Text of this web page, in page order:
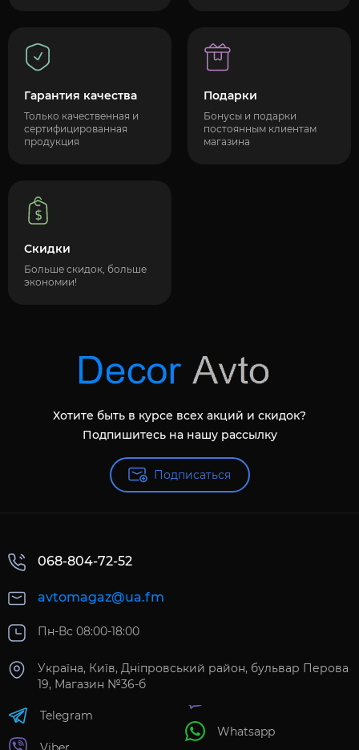
Гарантия качества
Только качественная и
сертифицированная
продукция
Подарки
Бонусы и подарки
постоянным клиентам
магазина
Скидки
Больше скидок, больше
экономии!
Хотите быть в курсе всех акций и скидок?
Подпишитесь на нашу рассылку
Подписаться
068-804-72-52
avtomagaz@ua.fm
Пн-Вс 08:00-18:00
Україна, Київ, Дніпровський район, бульвар Перова
19, Магазин №36-б
Telegram
Whatsapp